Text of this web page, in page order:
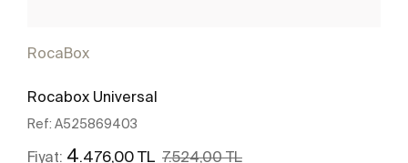
RocaBox
Rocabox Universal
Ref: A525869403
Fiyat: 4.476,00 TL 7.524,00 TL